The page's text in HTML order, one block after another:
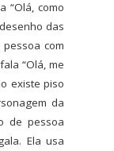
“Olá, como
das
com
“Olá, me
existe piso
da
de pessoa
Ela usa